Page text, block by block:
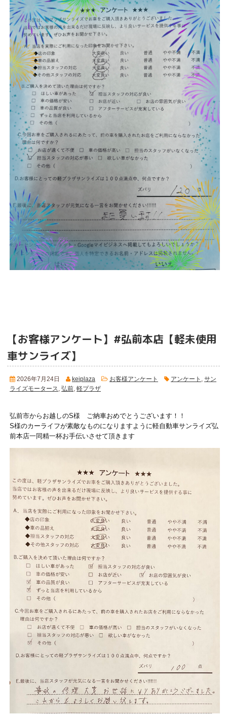
【お客様アンケート】#弘前本店【軽未使用
車サンライズ】
2026年7月24日 keiplaza お客様アンケート アンケート
サン
ライズモータース
弘前 軽プラザ
弘前市からお越しのS様 ご納車おめでとうございます！！
S様のカーライフが素敵なものになりますように軽自動車サンライズ弘
前本店一同精一杯お手伝いさせて頂きます